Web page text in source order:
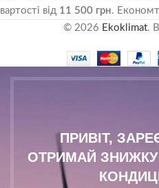
вартості від 11 500 грн.
© 2026 Ekoklimat.
ПРИВІТ,
ОТРИМАЙ